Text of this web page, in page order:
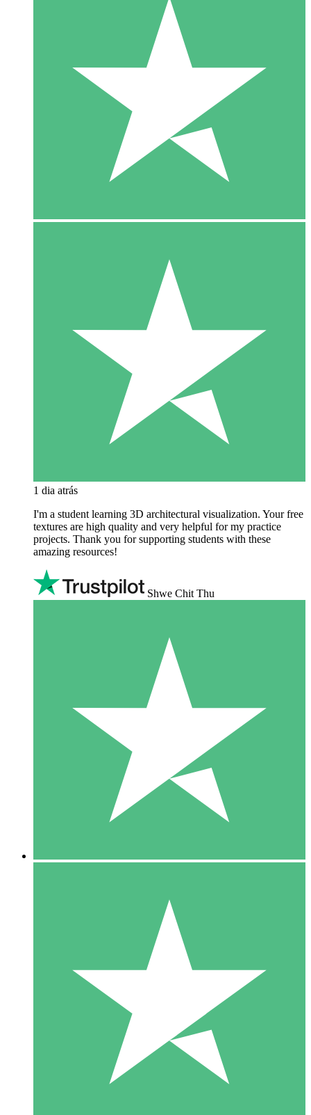
1 dia atrás
I'm a student learning 3D architectural visualization. Your free
textures are high quality and very helpful for my practice
projects. Thank you for supporting students with these
amazing resources!
Shwe Chit Thu